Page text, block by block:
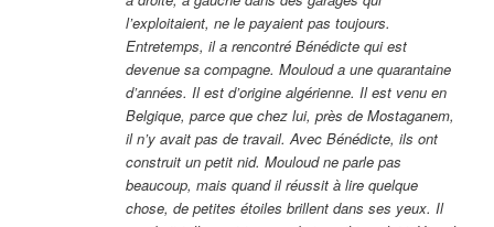
l’exploitaient, ne le payaient pas toujours.
Entretemps, il a rencontré Bénédicte qui est
devenue sa compagne. Mouloud a une quarantaine
d’années. Il est d’origine algérienne. Il est venu en
Belgique, parce que chez lui, près de Mostaganem,
il n’y avait pas de travail. Avec Bénédicte, ils ont
construit un petit nid. Mouloud ne parle pas
beaucoup, mais quand il réussit à lire quelque
chose, de petites étoiles brillent dans ses yeux. Il